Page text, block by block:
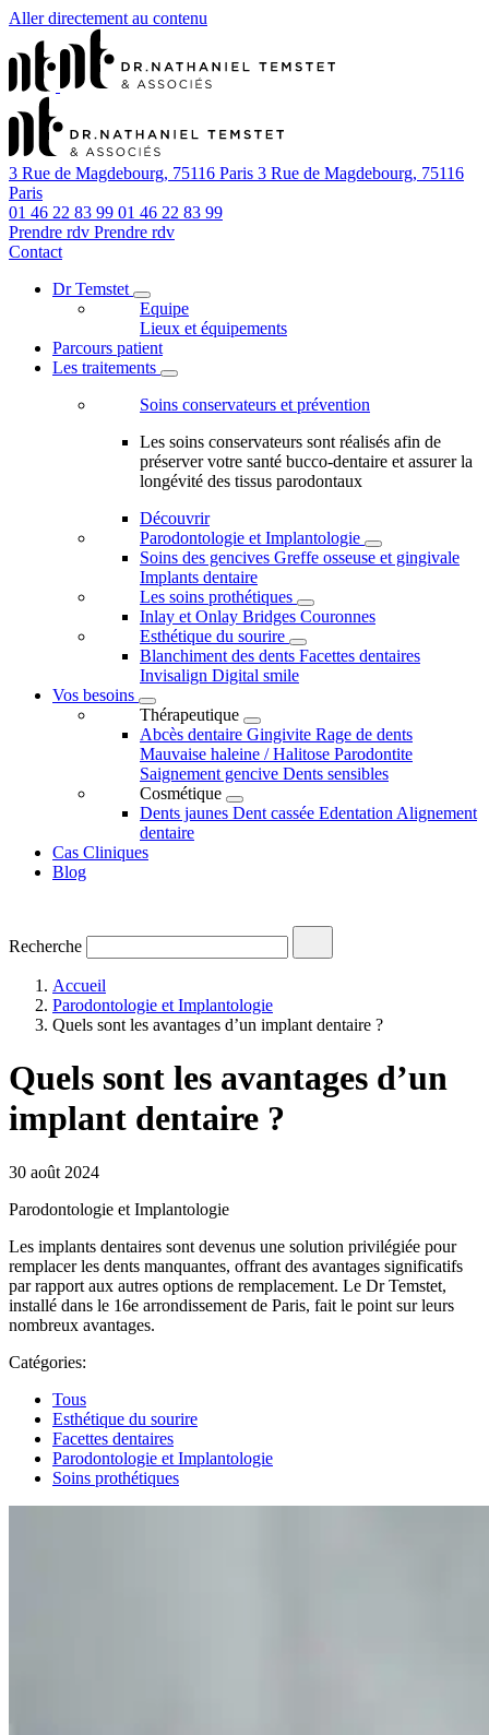
Aller directement au contenu
3 Rue de Magdebourg, 75116 Paris 3 Rue de Magdebourg, 75116
Paris
01 46 22 83 99 01 46 22 83 99
Prendre rdv Prendre rdv
Contact
Dr Temstet
Equipe
Lieux et équipements
Parcours patient
Les traitements
Soins conservateurs et prévention
Les soins conservateurs sont réalisés afin de
préserver votre santé bucco-dentaire et assurer la
longévité des tissus parodontaux
Découvrir
Parodontologie et Implantologie
Soins des gencives Greffe osseuse et gingivale
Implants dentaire
Les soins prothétiques
Inlay et Onlay Bridges Couronnes
Esthétique du sourire
Blanchiment des dents Facettes dentaires
Invisalign Digital smile
Vos besoins
Thérapeutique
Abcès dentaire Gingivite Rage de dents
Mauvaise haleine / Halitose Parodontite
Saignement gencive Dents sensibles
Cosmétique
Dents jaunes Dent cassée Edentation Alignement
dentaire
Cas Cliniques
Blog
Recherche
Accueil
Parodontologie et Implantologie
Quels sont les avantages d’un implant dentaire ?
Quels sont les avantages d’un
implant dentaire ?
30 août 2024
Parodontologie et Implantologie
Les implants dentaires sont devenus une solution privilégiée pour
remplacer les dents manquantes, offrant des avantages significatifs
par rapport aux autres options de remplacement. Le Dr Temstet,
installé dans le 16e arrondissement de Paris, fait le point sur leurs
nombreux avantages.
Catégories:
Tous
Esthétique du sourire
Facettes dentaires
Parodontologie et Implantologie
Soins prothétiques